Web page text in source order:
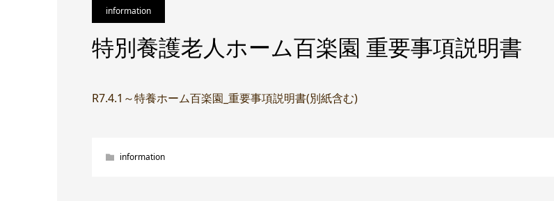
information
特別養護老人ホーム百楽園 重要事項説明書
R7.4.1～特養ホーム百楽園_重要事項説明書(別紙含む)
information